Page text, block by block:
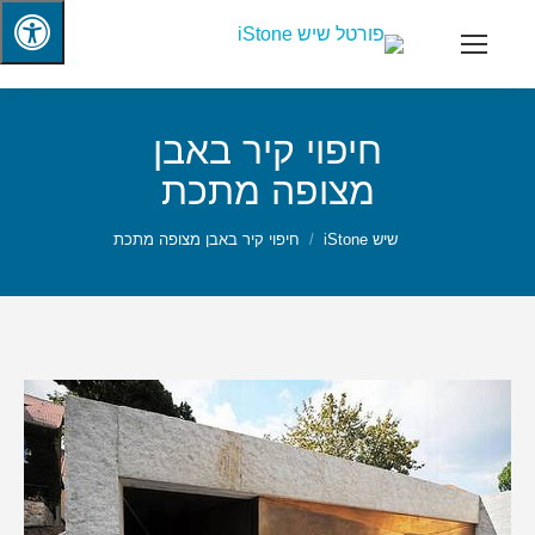
חיפוי קיר באבן
מצופה מתכת
שיש iStone חיפוי קיר באבן מצופה מתכת